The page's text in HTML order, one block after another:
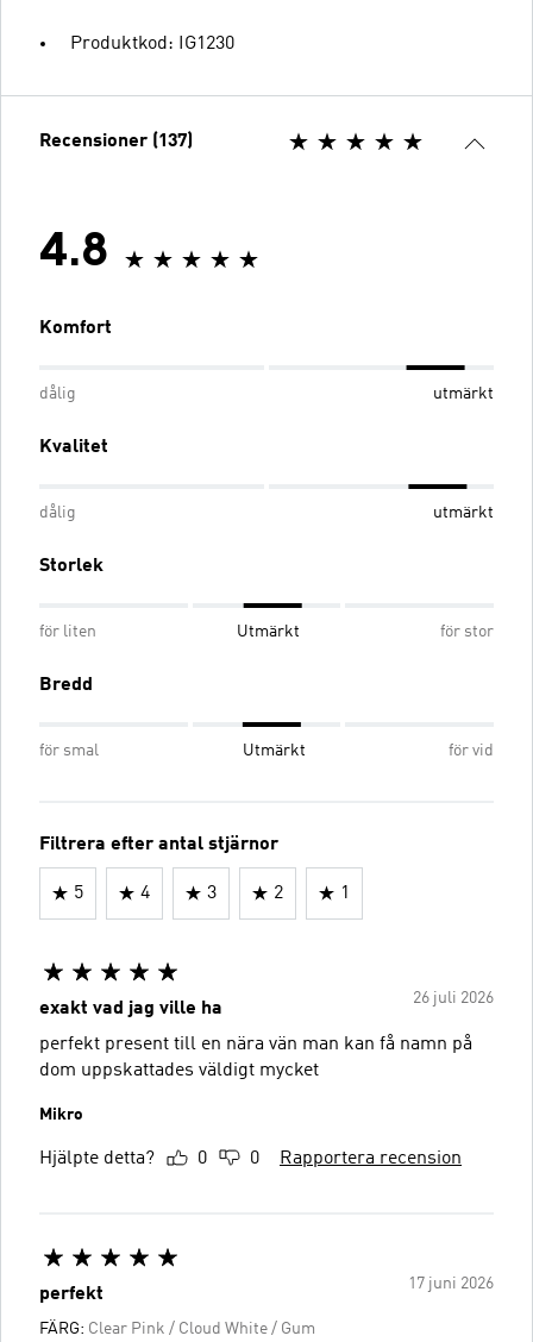
Produktkod: IG1230
Recensioner (137)
4.8
Komfort
dålig utmärkt
Kvalitet
dålig utmärkt
Storlek
för liten Utmärkt för stor
Bredd
för smal Utmärkt för vid
Filtrera efter antal stjärnor
5 4 3 2 1
26 juli 2026
exakt vad jag ville ha
perfekt present till en nära vän man kan få namn på
dom uppskattades väldigt mycket
Mikro
Hjälpte detta? 0 0 Rapportera recension
17 juni 2026
perfekt
FÄRG: Clear Pink / Cloud White / Gum